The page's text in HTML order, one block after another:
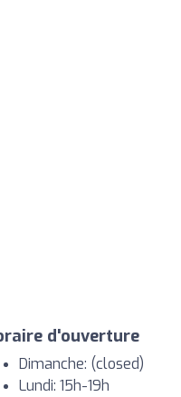
d'ouverture
Dimanche: (closed)
Lundi: 15h-19h